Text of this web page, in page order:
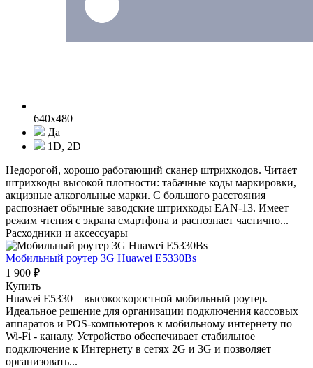
640x480
Да
1D, 2D
Недорогой, хорошо работающий сканер штрихкодов. Читает
штрихкоды высокой плотности: табачные коды маркировки,
акцизные алкогольные марки. С большого расстояния
распознает обычные заводские штрихкоды EAN-13. Имеет
режим чтения с экрана смартфона и распознает частично...
Расходники и аксессуары
Мобильный роутер 3G Huawei E5330Bs
1 900 ₽
Купить
Huawei E5330 – высокоскоростной мобильный роутер.
Идеальное решение для организации подключения кассовых
аппаратов и POS-компьютеров к мобильному интернету по
Wi-Fi - каналу. Устройство обеспечивает стабильное
подключение к Интернету в сетях 2G и 3G и позволяет
организовать...